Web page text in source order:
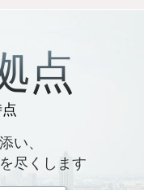
点
い、
尽くします